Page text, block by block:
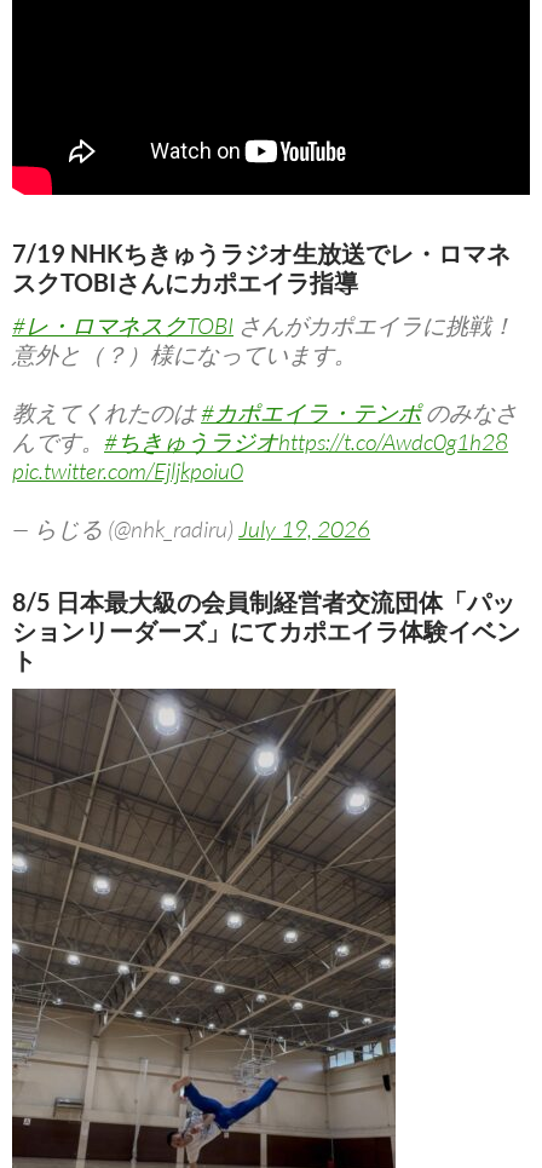
7/19 NHKちきゅうラジオ生放送でレ・ロマネ
スクTOBIさんにカポエイラ指導
#レ・ロマネスクTOBI さんがカポエイラに挑戦！
意外と（？）様になっています。
教えてくれたのは#カポエイラ・テンポのみなさ
んです。 #ちきゅうラジオhttps://t.co/Awdc0g1h28
pic.twitter.com/Ejljkpoiu0
— らじる (@nhk_radiru) July 19, 2026
8/5 日本最大級の会員制経営者交流団体「パッ
ションリーダーズ」にてカポエイラ体験イベン
ト